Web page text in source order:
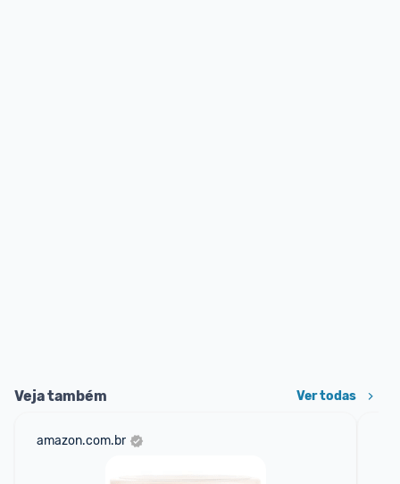
Veja também Ver todas
amazon.com.br